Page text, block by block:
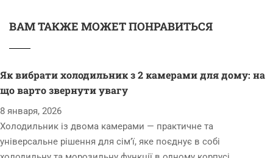
ВАМ ТАКЖЕ МОЖЕТ ПОНРАВИТЬСЯ
Як вибрати холодильник з 2 камерами для дому: на
що варто звернути увагу
8 января, 2026
Холодильник із двома камерами — практичне та
універсальне рішення для сім’ї, яке поєднує в собі